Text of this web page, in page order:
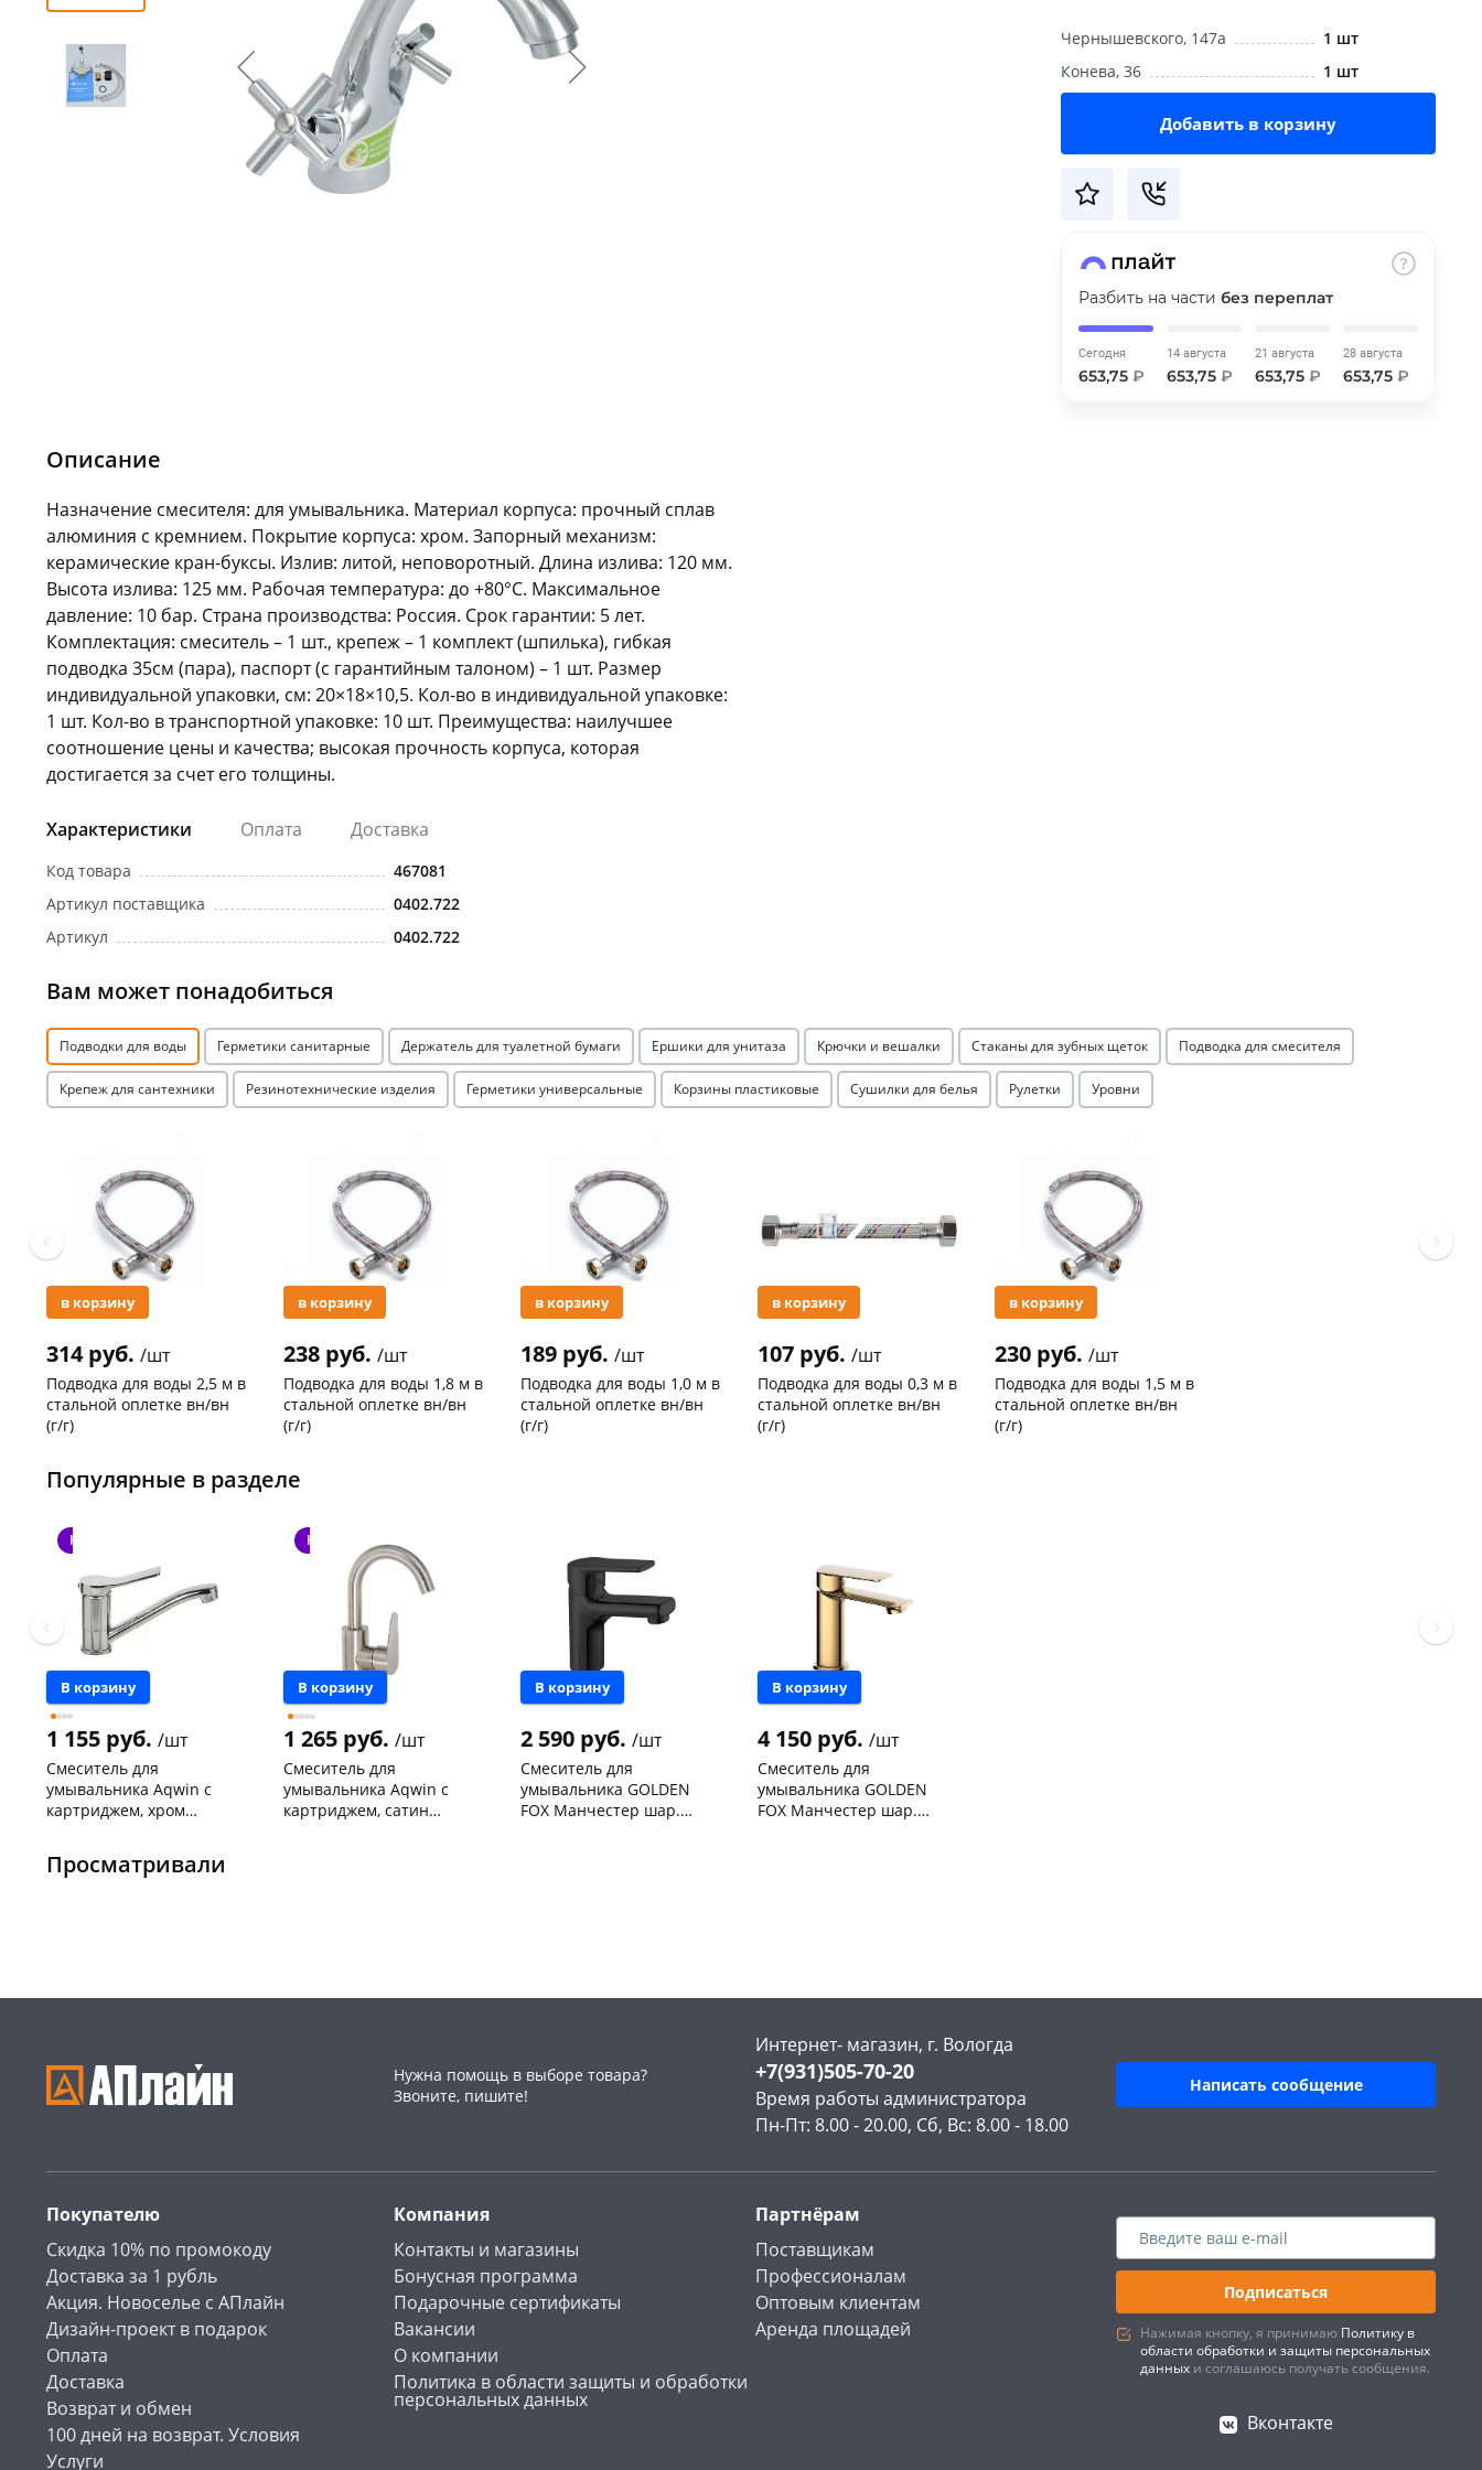
Чернышевского, 147а
1 шт
Конева, 36
1 шт
Добавить в корзину
Разбить на частибез переплат
Сегодня
653,75₽
14 августа
653,75₽
21 августа
653,75₽
28 августа
653,75₽
Описание
Назначение смесителя: для умывальника. Материал корпуса: прочный сплав
алюминия с кремнием. Покрытие корпуса: хром. Запорный механизм:
керамические кран-буксы. Излив: литой, неповоротный. Длина излива: 120 мм.
Высота излива: 125 мм. Рабочая температура: до +80°С. Максимальное
давление: 10 бар. Страна производства: Россия. Срок гарантии: 5 лет.
Комплектация: смеситель – 1 шт., крепеж – 1 комплект (шпилька), гибкая
подводка 35см (пара), паспорт (с гарантийным талоном) – 1 шт. Размер
индивидуальной упаковки, см: 20×18×10,5. Кол-во в индивидуальной упаковке:
1 шт. Кол-во в транспортной упаковке: 10 шт. Преимущества: наилучшее
соотношение цены и качества; высокая прочность корпуса, которая
достигается за счет его толщины.
Характеристики Оплата Доставка
Код товара
467081
Артикул поставщика
0402.722
Артикул
0402.722
Вам может понадобиться
Подводки для воды Герметики санитарные Держатель для туалетной бумаги Ершики для унитаза Крючки и вешалки Стаканы для зубных щеток Подводка для смесителя
Крепеж для сантехники Резинотехнические изделия Герметики универсальные Корзины пластиковые Сушилки для белья Рулетки Уровни
в корзину
314 руб. /шт
Подводка для воды 2,5 м в
стальной оплетке вн/вн
(г/г)
в корзину
238 руб. /шт
Подводка для воды 1,8 м в
стальной оплетке вн/вн
(г/г)
в корзину
189 руб. /шт
Подводка для воды 1,0 м в
стальной оплетке вн/вн
(г/г)
в корзину
107 руб. /шт
Подводка для воды 0,3 м в
стальной оплетке вн/вн
(г/г)
в корзину
230 руб. /шт
Подводка для воды 1,5 м в
стальной оплетке вн/вн
(г/г)
Популярные в разделе
Новинка
В корзину
1 155 руб. /шт
Смеситель для
умывальника Aqwin с
картриджем, хром
склад
Чернышевского,
1
Новинка
В корзину
1 265 руб. /шт
Смеситель для
умывальника Aqwin с
картриджем, сатин
В корзину
2 590 руб. /шт
Смеситель для
умывальника GOLDEN
FOX Манчестер шар.
В корзину
4 150 руб. /шт
Смеситель для
умывальника GOLDEN
FOX Манчестер шар.
Просматривали
Нужна помощь в выборе товара?
Звоните, пишите!
Интернет- магазин, г. Вологда
+7(931)505-70-20
Время работы администратора
Пн-Пт: 8.00 - 20.00, Сб, Вс: 8.00 - 18.00
Написать сообщение
Покупателю
Скидка 10% по промокоду
Доставка за 1 рубль
Акция. Новоселье с АПлайн
Дизайн-проект в подарок
Оплата
Доставка
Возврат и обмен
100 дней на возврат. Условия
Услуги
Компания
Контакты и магазины
Бонусная программа
Подарочные сертификаты
Вакансии
О компании
Политика в области защиты и обработки
персональных данных
Партнёрам
Поставщикам
Профессионалам
Оптовым клиентам
Аренда площадей
Подписаться
Нажимая кнопку, я принимаю Политику в
области обработки и защиты персональных
данных и соглашаюсь получать сообщения.
Вконтакте
График платежей
Оставшиеся75
с вашей картыпо25%
Подробнее об оплате Плайтом